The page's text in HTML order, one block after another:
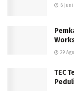
6
29
TEC